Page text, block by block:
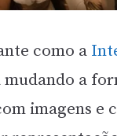
como a
mudando a
imagens e